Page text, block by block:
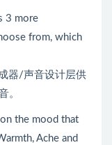
3 more
from, which
器/声音设计层供
。
the mood that
Ache and